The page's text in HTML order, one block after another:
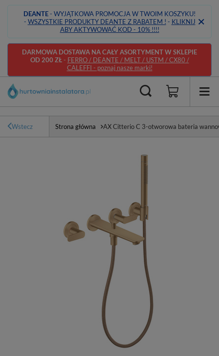
DEANTE- WYJĄTKOWA PROMOCJA W TWOIM KOSZYKU!
- WSZYSTKIE PRODUKTY DEANTE Z RABATEM ! - KLIKNIJ
ABY AKTYWOWAĆ KOD - 10% !!!!
DARMOWA DOSTAWA NA CAŁY ASORTYMENT W SKLEPIE
OD 200 ZŁ- FERRO / DEANTE / MELT / USTM / CX80 /
CALEFFI - poznaj nasze marki!
Wstecz Strona główna AX Citterio C 3-otworowa bateria